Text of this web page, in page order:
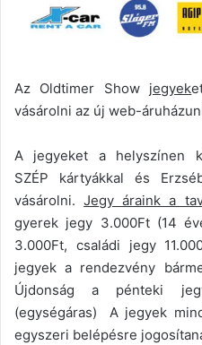
Az Oldtimer Show jegyek
vásárolni az új web-
A jegyeket a helyszínen
SZÉP kártyákkal és
vásárolni.Jegy áraink a
gyerek jegy 3.000Ft (14
3.000Ft, családi jegy
jegyek a rendezvény
Újdonság a pénteki
(egységáras) A jegyek
egyszeri belépésre